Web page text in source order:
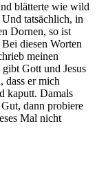
blätterte wie wild
tatsächlich, in
Dornen, so ist
diesen Worten
meinen
Gott und Jesus
dass er mich
kaputt. Damals
dann probiere
Mal nicht